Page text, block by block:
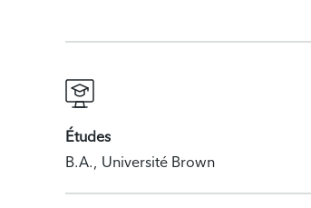
Études
B.A., Université Brown